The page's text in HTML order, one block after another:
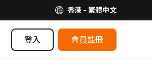
香港 - 繁體中文
登入 會員註冊